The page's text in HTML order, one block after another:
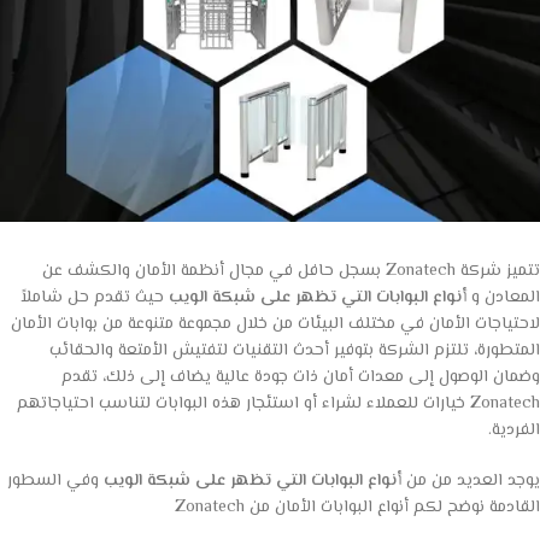
تتميز شركة Zonatech بسجل حافل في مجال أنظمة الأمان والكشف عن
المعادن وأنواع البوابات التي تظهر على شبكة الويب حيث تقدم حل شاملاً
لاحتياجات الأمان في مختلف البيئات من خلال مجموعة متنوعة من بوابات الأمان
المتطورة، تلتزم الشركة بتوفير أحدث التقنيات لتفتيش الأمتعة والحقائب
وضمان الوصول إلى معدات أمان ذات جودة عالية يضاف إلى ذلك، تقدم
Zonatech خيارات للعملاء لشراء أو استئجار هذه البوابات لتناسب احتياجاتهم
الفردية.
يوجد العديد من منأنواع البوابات التي تظهر على شبكة الويب وفي السطور
القادمة نوضح لكم أنواع البوابات الأمان من Zonatech